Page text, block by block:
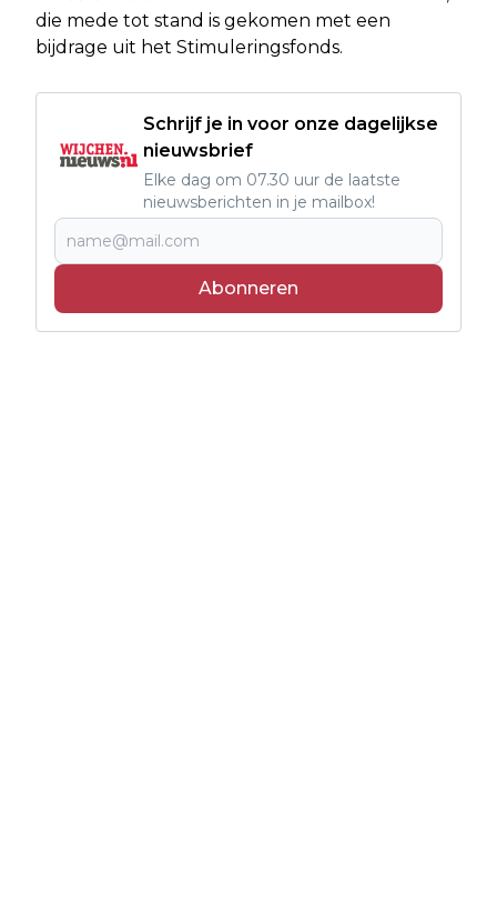
die mede tot stand is gekomen met een
bijdrage uit het Stimuleringsfonds.
Schrijf je in voor onze dagelijkse
nieuwsbrief
Elke dag om 07.30 uur de laatste
nieuwsberichten in je mailbox!
Abonneren